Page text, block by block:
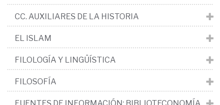
CC. AUXILIARES DE LA HISTORIA
EL ISLAM
FILOLOGÍA Y LINGÜÍSTICA
FILOSOFÍA